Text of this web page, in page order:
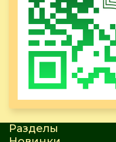
Разделы